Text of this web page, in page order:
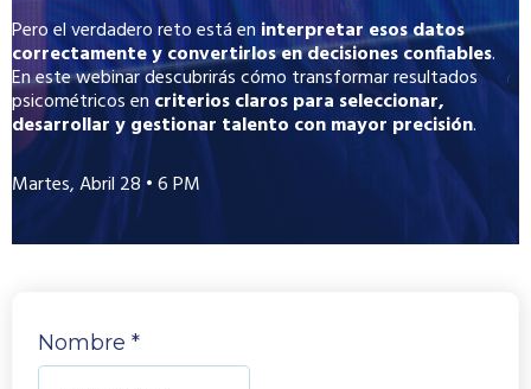
Pero el verdadero reto está en interpretar esos datos
correctamente y convertirlos en decisiones confiables.
En este webinar descubrirás cómo transformar resultados
psicométricos en criterios claros para seleccionar,
desarrollar y gestionar talento con mayor precisión.
Martes, Abril 28 • 6 PM
Nombre *